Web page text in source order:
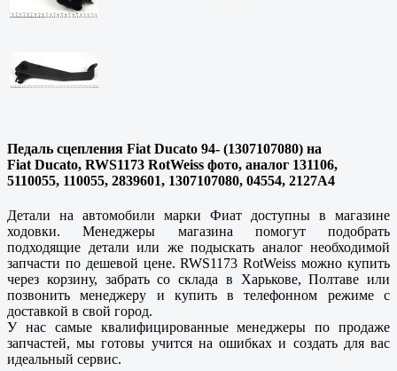
Педаль сцепления Fiat Ducato 94- (1307107080) на
Fiat Ducato, RWS1173 RotWeiss фото, аналог 131106,
5110055, 110055, 2839601, 1307107080, 04554, 2127A4
Детали на автомобили марки Фиат доступны в магазине
ходовки. Менеджеры магазина помогут подобрать
подходящие детали или же подыскать аналог необходимой
запчасти по дешевой цене. RWS1173 RotWeiss можно купить
через корзину, забрать со склада в Харькове, Полтаве или
позвонить менеджеру и купить в телефонном режиме с
доставкой в свой город.
У нас самые квалифицированные менеджеры по продаже
запчастей, мы готовы учится на ошибках и создать для вас
идеальный сервис.